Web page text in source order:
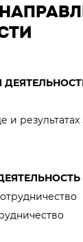
результатах